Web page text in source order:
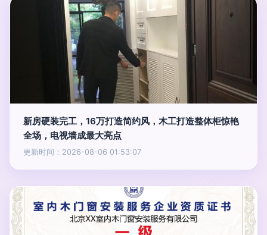
新房硬装完工，16万打造简约风，木工打造整体柜惊艳
全场，电视墙成最大亮点
更新时间：2026-08-06 01:53:07